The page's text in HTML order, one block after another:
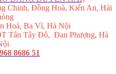
Chinh, Đồng Hoà, Kiến An, Hải
Hoà, Ba Vì, Hà Nội
Tân Tây Đô, Đan Phượng, Hà
8686 51